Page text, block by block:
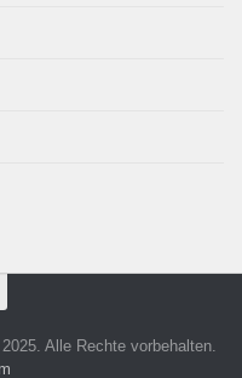
Alle Rechte vorbehalten.